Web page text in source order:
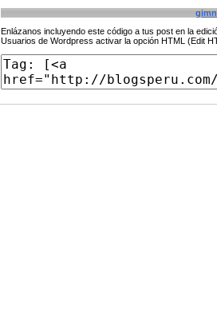
Enlázanos incluyendo este código a tus post en la
Usuarios de Wordpress activar la opción HTML (Edit